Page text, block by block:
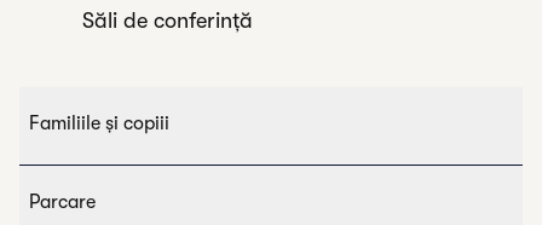
Săli de conferință
Familiile și copiii
Parcare